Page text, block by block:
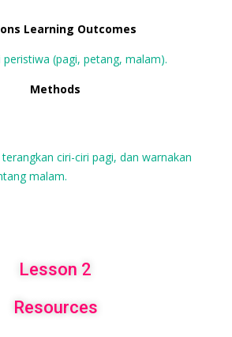
Learning Outcomes
(pagi, petang, malam).
Methods
ciri-ciri pagi, dan warnakan
malam.
Lesson 2
Resources